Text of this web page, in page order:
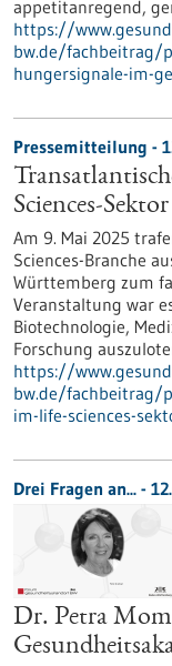
appetitanregend,
https://
bw.de/fachbeitrag/
hungersignale-im-
Pressemitteilung -
Sciences-Sektor
Am 9. Mai 2025
Sciences-Branche
Württemberg zum
Veranstaltung war
Biotechnologie,
Forschung
https://
bw.de/fachbeitrag/
im-life-sciences-
Drei Fragen an... -
Dr. Petra